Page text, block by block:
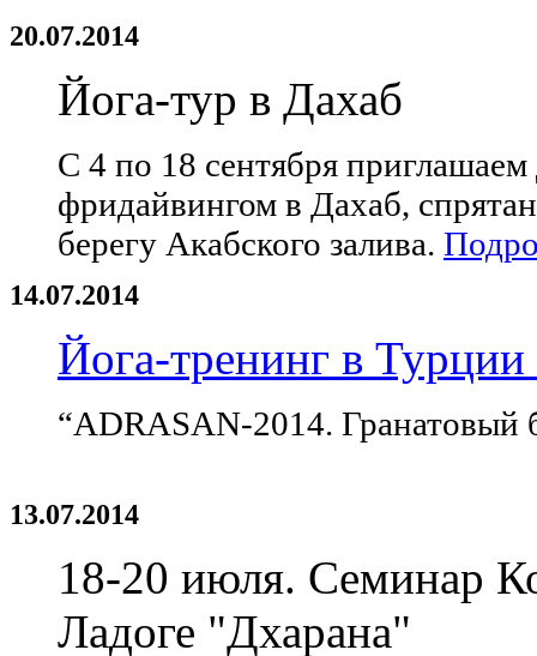
20.07.2014
Йога-тур в Дахаб
C 4 по 18 сентября
фридайвингом в Дахаб,
берегу Акабского залива.
14.07.2014
Йога-тренинг в
“ADRASAN-2014. Гранатовый
13.07.2014
18-20 июля. Семинар
Ладоге "Дхарана"